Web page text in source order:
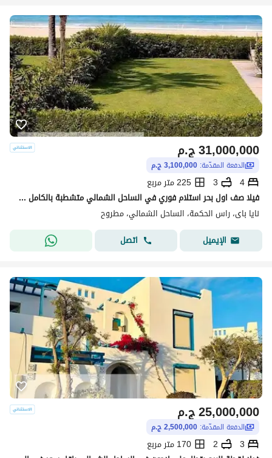
ج.م31,000,000
الدفعة المقدّمة: 3,100,000 ج.م
4
3
225 متر مربع
فيلا صف اول بحر استلام فوري في الساحل الشمالي متشطبة بالكامل جاهزة للمعاينة
نايا باى، راس الحكمة، الساحل الشمالي، مطروح
الإيميل
اتصل
ج.م25,000,000
الدفعة المقدّمة: 2,500,000 ج.م
3
2
170 متر مربع